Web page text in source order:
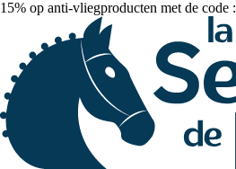
15% op anti-vliegproducten met de code :